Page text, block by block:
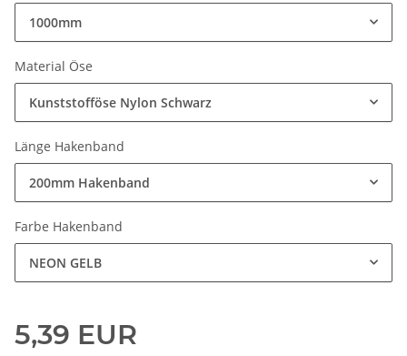
1000mm
Material Öse
Kunststofföse Nylon Schwarz
Länge Hakenband
200mm Hakenband
Farbe Hakenband
NEON GELB
5,39 EUR